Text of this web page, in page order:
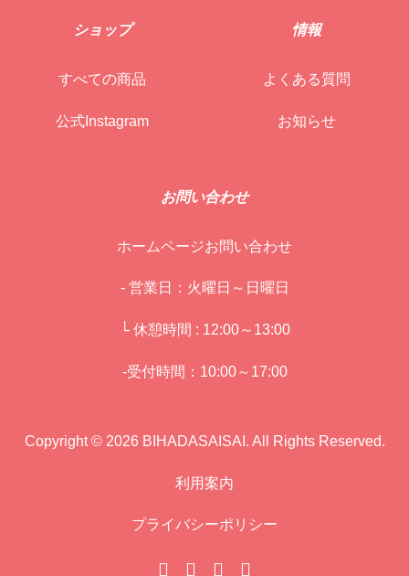
ショップ
すべての商品
公式Instagram
情報
よくある質問
お知らせ
お問い合わせ
ホームページお問い合わせ
- 営業日：火曜日～日曜日
└ 休憩時間 : 12:00～13:00
-受付時間：10:00～17:00
Copyright © 2026 BIHADASAISAI. All Rights Reserved.
利用案内
プライバシーポリシー